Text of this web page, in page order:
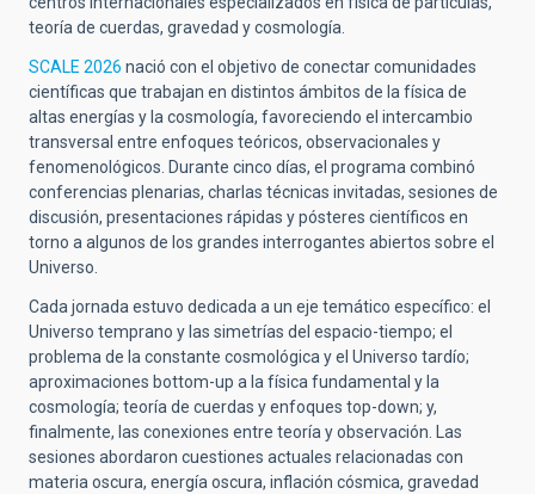
teoría de cuerdas, gravedad y cosmología.
SCALE 2026 nació con el objetivo de conectar comunidades
científicas que trabajan en distintos ámbitos de la física de
altas energías y la cosmología, favoreciendo el intercambio
transversal entre enfoques teóricos, observacionales y
fenomenológicos. Durante cinco días, el programa combinó
conferencias plenarias, charlas técnicas invitadas, sesiones de
discusión, presentaciones rápidas y pósteres científicos en
torno a algunos de los grandes interrogantes abiertos sobre el
Universo.
Cada jornada estuvo dedicada a un eje temático específico: el
Universo temprano y las simetrías del espacio-tiempo; el
problema de la constante cosmológica y el Universo tardío;
aproximaciones bottom-up a la física fundamental y la
cosmología; teoría de cuerdas y enfoques top-down; y,
finalmente, las conexiones entre teoría y observación. Las
sesiones abordaron cuestiones actuales relacionadas con
materia oscura, energía oscura, inflación cósmica, gravedad